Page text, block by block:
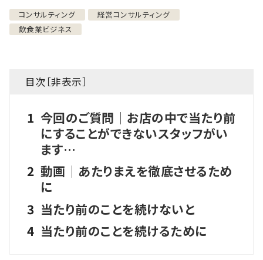
コンサルティング
経営コンサルティング
飲食業ビジネス
目次［非表示］
1 今回のご質問│お店の中で当たり前
にすることができないスタッフがい
ます…
2 動画│あたりまえを徹底させるため
に
3 当たり前のことを続けないと
4 当たり前のことを続けるために